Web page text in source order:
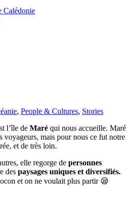
Calédonie
, People & Cultures, Stories
l’île de Maré qui nous accueille. Maré
voyageurs, mais pour nous ce fut notre
et de très loin.
elle regorge de personnes
des paysages uniques et diversifiés.
et on ne voulait plus partir 😪